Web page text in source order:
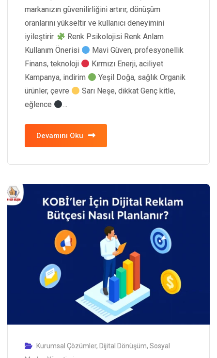
markanızın güvenilirliğini artırır, dönüşüm
oranlarını yükseltir ve kullanıcı deneyimini
iyileştirir.
Renk Psikolojisi Renk Anlam
Kullanım Önerisi
Mavi Güven, profesyonellik
Finans, teknoloji
Kırmızı Enerji, aciliyet
Kampanya, indirim
Yeşil Doğa, sağlık Organik
ürünler, çevre
Sarı Neşe, dikkat Genç kitle,
eğlence
…
Devamını Oku
Kurumsal Çözümler, Dijital Dönüşüm, Sosyal